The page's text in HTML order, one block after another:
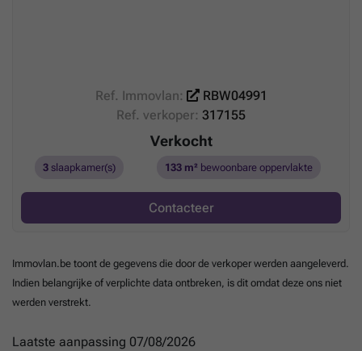
Ref. Immovlan:
RBW04991
Ref. verkoper: 317155
Verkocht
3slaapkamer(s) 133 m² bewoonbare oppervlakte
Contacteer
Immovlan.be toont de gegevens die door de verkoper werden aangeleverd.
Indien belangrijke of verplichte data ontbreken, is dit omdat deze ons niet
werden verstrekt.
Laatste aanpassing 07/08/2026